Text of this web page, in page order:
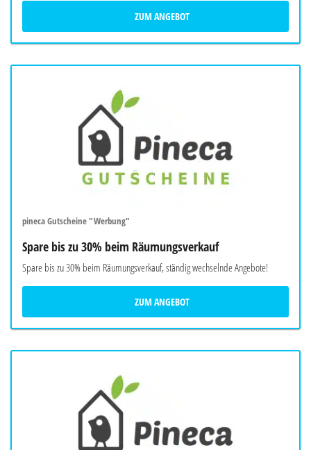
ZUM ANGEBOT
pineca Gutscheine "Werbung"
Spare bis zu 30% beim Räumungsverkauf
Spare bis zu 30% beim Räumungsverkauf, ständig wechselnde Angebote!
ZUM ANGEBOT